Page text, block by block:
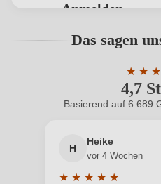
Anmelden
Benutzern
Neuer Kunde?
Ihre E-Mail-Adresse
Das sagen
4,7
★ ★ ★
Basierend auf 6.689
H
Heike
vor 4 Wochen
★ ★ ★ ★ ★